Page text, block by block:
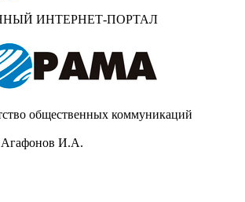
ИНТЕРНЕТ-ПОРТАЛ
общественных коммуникаций
Агафонов И.А.